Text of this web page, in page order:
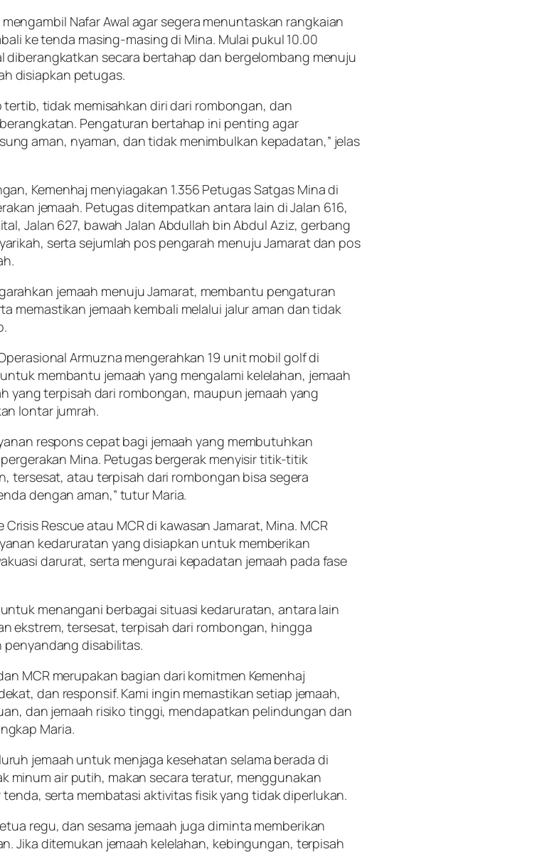
Nafar Awal agar segera menuntaskan rangkaian
ke tenda masing-masing di Mina. Mulai pukul 10.00
diberangkatkan secara bertahap dan bergelombang menuju
disiapkan petugas.
tertib, tidak memisahkan diri dari rombongan, dan
Pengaturan bertahap ini penting agar
aman, nyaman, dan tidak menimbulkan kepadatan,” jelas
Kemenhaj menyiagakan 1.356 Petugas Satgas Mina di
jemaah. Petugas ditempatkan antara lain di Jalan 616,
Jalan 627, bawah Jalan Abdullah bin Abdul Aziz, gerbang
serta sejumlah pos pengarah menuju Jamarat dan pos
jemaah menuju Jamarat, membantu pengaturan
memastikan jemaah kembali melalui jalur aman dan tidak
Armuzna mengerahkan 19 unit mobil golf di
membantu jemaah yang mengalami kelelahan, jemaah
yang terpisah dari rombongan, maupun jemaah yang
lontar jumrah.
respons cepat bagi jemaah yang membutuhkan
Mina. Petugas bergerak menyisir titik-titik
tersesat, atau terpisah dari rombongan bisa segera
dengan aman,” tutur Maria.
Rescue atau MCR di kawasan Jamarat, Mina. MCR
kedaruratan yang disiapkan untuk memberikan
darurat, serta mengurai kepadatan jemaah pada fase
menangani berbagai situasi kedaruratan, antara lain
ekstrem, tersesat, terpisah dari rombongan, hingga
penyandang disabilitas.
MCR merupakan bagian dari komitmen Kemenhaj
dan responsif. Kami ingin memastikan setiap jemaah,
dan jemaah risiko tinggi, mendapatkan pelindungan dan
Maria.
jemaah untuk menjaga kesehatan selama berada di
minum air putih, makan secara teratur, menggunakan
serta membatasi aktivitas fisik yang tidak diperlukan.
regu, dan sesama jemaah juga diminta memberikan
Jika ditemukan jemaah kelelahan, kebingungan, terpisah